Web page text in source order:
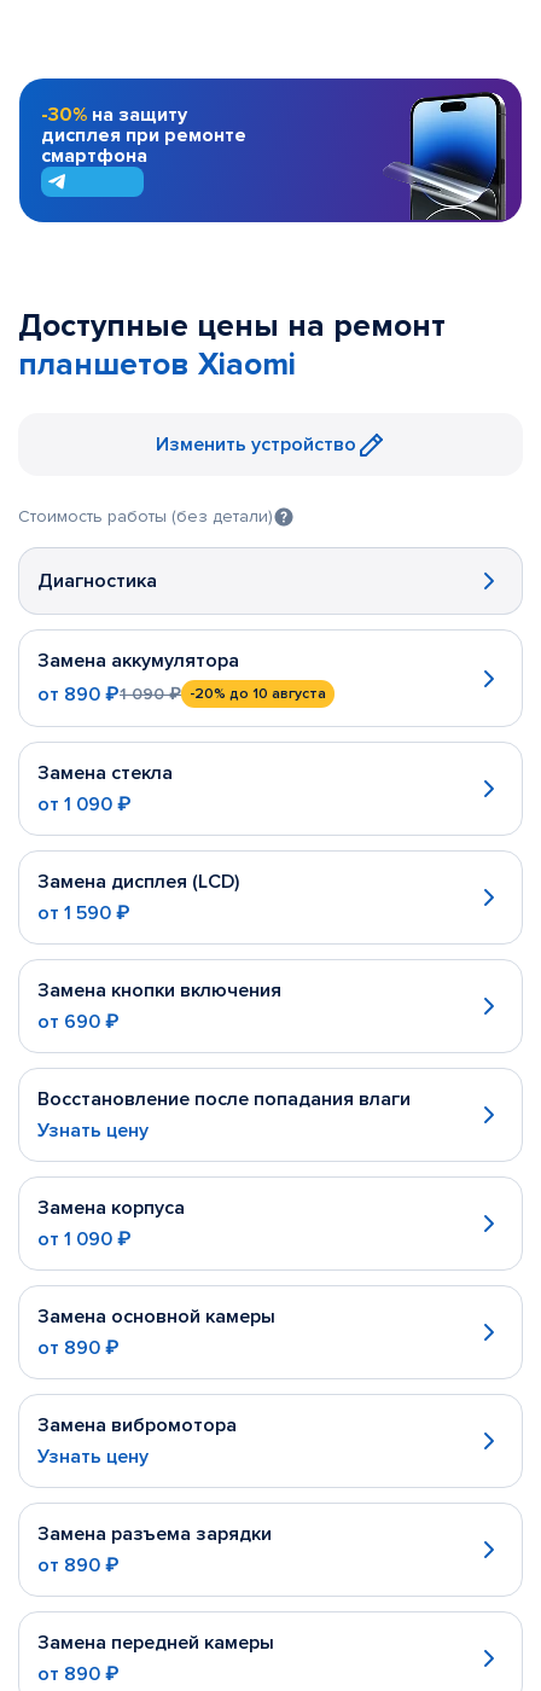
-30% на защиту
дисплея при ремонте
смартфона
Доступные цены на ремонт
планшетов Xiaomi
Изменить устройство
Стоимость работы (без детали)
Диагностика
Замена аккумулятора
от 890 ₽1 090 ₽ -20% до 10 августа
Замена стекла
от 1 090 ₽
Замена дисплея (LCD)
от 1 590 ₽
Замена кнопки включения
от 690 ₽
Восстановление после попадания влаги
Узнать цену
Замена корпуса
от 1 090 ₽
Замена основной камеры
от 890 ₽
Замена вибромотора
Узнать цену
Замена разъема зарядки
от 890 ₽
Замена передней камеры
от 890 ₽